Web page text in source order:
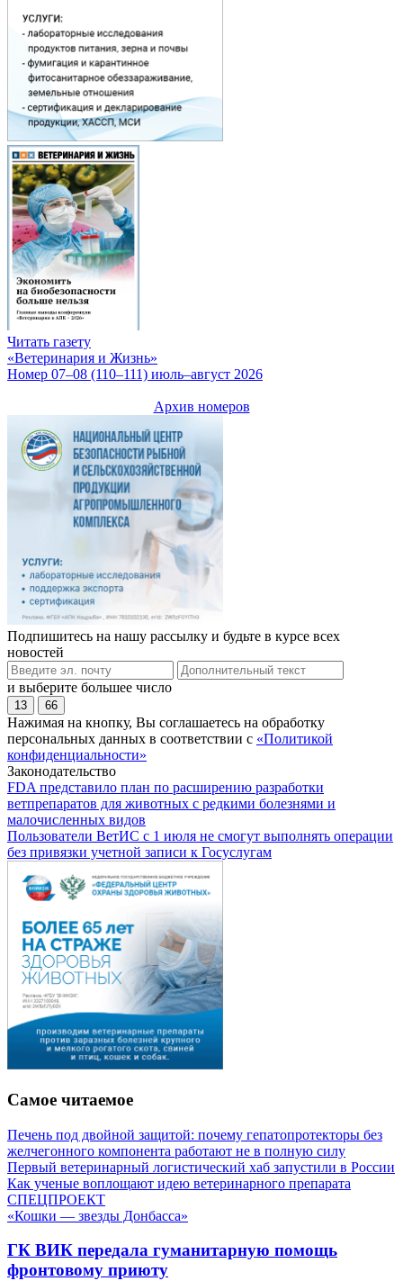
Читать газету
«Ветеринария и Жизнь»
Номер 07–08 (110–111) июль–август 2026
Архив номеров
Подпишитесь на нашу рассылку и будьте в курсе всех
новостей
и выберите большее число
13 66
Нажимая на кнопку, Вы соглашаетесь на обработку
персональных данных в соответствии с «Политикой
конфиденциальности»
Законодательство
FDA представило план по расширению разработки
ветпрепаратов для животных с редкими болезнями и
малочисленных видов
Пользователи ВетИС с 1 июля не смогут выполнять операции
без привязки учетной записи к Госуслугам
Самое читаемое
Печень под двойной защитой: почему гепатопротекторы без
желчегонного компонента работают не в полную силу
Первый ветеринарный логистический хаб запустили в России
Как ученые воплощают идею ветеринарного препарата
СПЕЦПРОЕКТ
«Кошки — звезды Донбасса»
ГК ВИК передала гуманитарную помощь
фронтовому приюту